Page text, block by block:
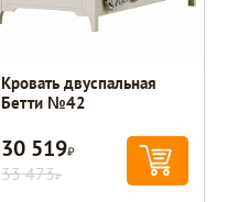
Кровать двуспальная
Бетти №42
30 519Р
33 473Р